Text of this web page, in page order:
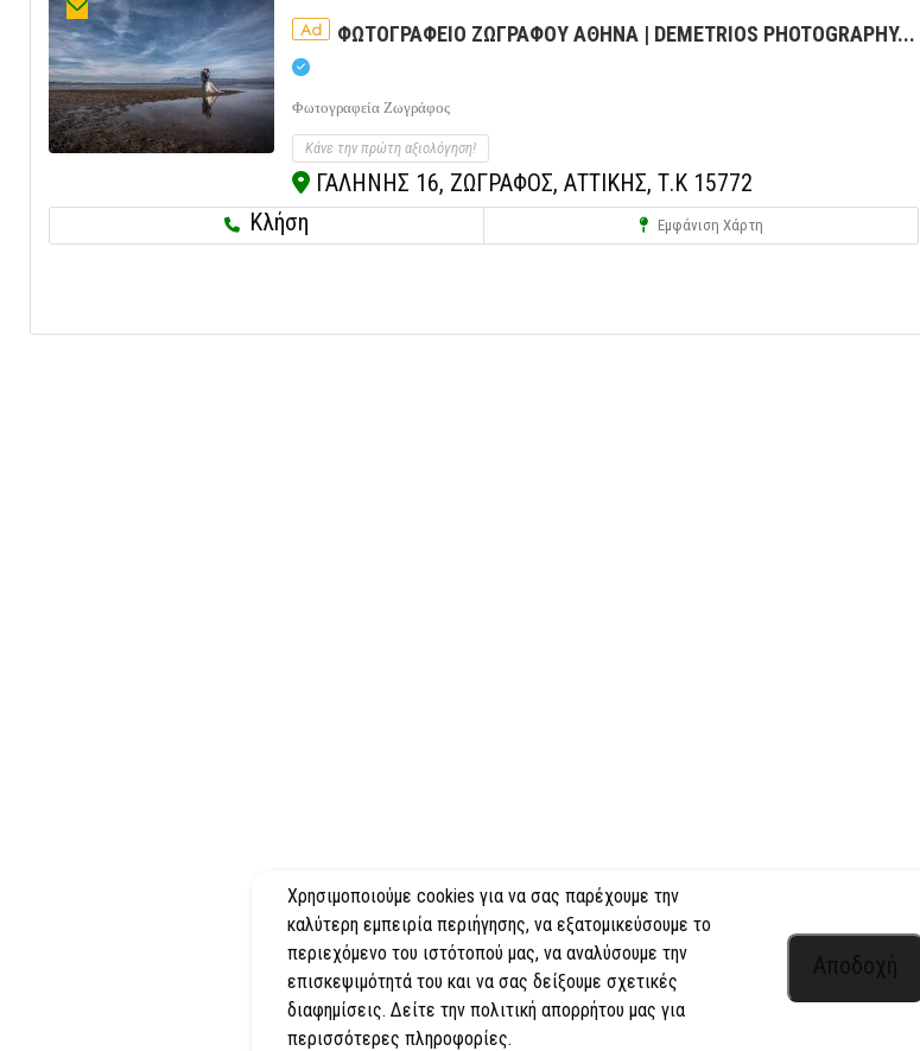
Ad ΦΩΤΟΓΡΑΦΕΙΟ ΖΩΓΡΑΦΟΥ ΑΘΗΝΑ | DEMETRIOS PHOTOGRAPHY...
Φωτογραφεία Ζωγράφος
Κάνε την πρώτη αξιολόγηση!
ΓΑΛΗΝΗΣ 16, ΖΩΓΡΑΦΟΣ, ΑΤΤΙΚΗΣ, Τ.Κ 15772
Κλήση
Εμφάνιση Χάρτη
Χρησιμοποιούμε cookies για να σας παρέχουμε την
καλύτερη εμπειρία περιήγησης, να εξατομικεύσουμε το
περιεχόμενο του ιστότοπού μας, να αναλύσουμε την
επισκεψιμότητά του και να σας δείξουμε σχετικές
διαφημίσεις. Δείτε την πολιτική απορρήτου μας για
περισσότερες πληροφορίες.